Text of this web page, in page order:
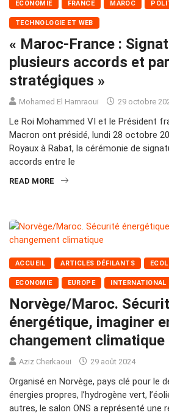
ECONOMIE FRANCE MAROC
TECHNOLOGIE ET WEB
« Maroc-France :
plusieurs accords et
stratégiques »
Mohamed El Hamraoui 29 octobre
Le Roi Mohammed VI et le Président
Macron ont présidé, lundi 28 octobre
Royaux à Rabat, la cérémonie de
accords entre le
READ MORE
ACCUEIL ARTICLES DÉFILANTS
ECONOMIE EUROPE INTERNATIONAL
Norvège/Maroc.
énergétique, imaginer
changement climatique
Aziz Cherkaoui 29 août 2024
Organisé en Norvège, pays clé pour le
énergies propres, l’hydrogène vert,
autres, le salon ONS a représenté une